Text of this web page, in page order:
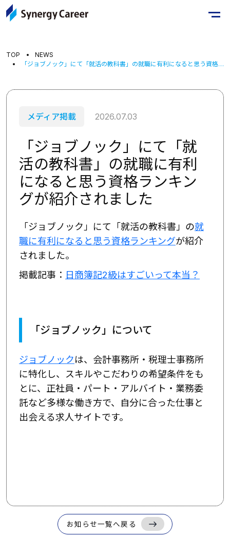
TOP
NEWS
「ジョブノック」にて「就活の教科書」の就職に有利になると思う資格ランキングが紹介されました
メディア掲載 2026.07.03
「ジョブノック」にて「就
活の教科書」の就職に有利
になると思う資格ランキン
グが紹介されました
「ジョブノック」にて「就活の教科書」の就
職に有利になると思う資格ランキングが紹介
されました。
掲載記事： 日商簿記2級はすごいって本当？
「ジョブノック」について
ジョブノックは、会計事務所・税理士事務所
に特化し、スキルやこだわりの希望条件をも
とに、正社員・パート・アルバイト・業務委
託など多様な働き方で、自分に合った仕事と
出会える求人サイトです。
お知らせ一覧へ戻る